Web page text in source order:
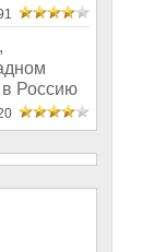
Россию